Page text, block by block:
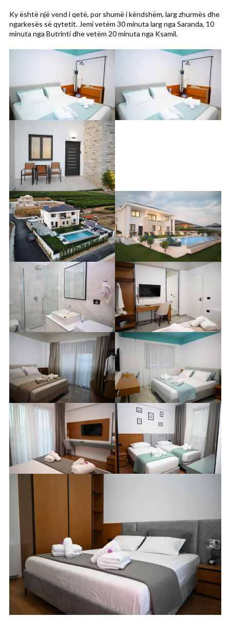
Ky është një vend i qetë, por shumë i këndshëm, larg zhurmës dhe
ngarkesës së qytetit. Jemi vetëm 30 minuta larg nga Saranda, 10
minuta nga Butrinti dhe vetëm 20 minuta nga Ksamil.